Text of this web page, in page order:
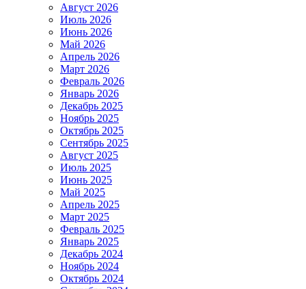
Август 2026
Июль 2026
Июнь 2026
Май 2026
Апрель 2026
Март 2026
Февраль 2026
Январь 2026
Декабрь 2025
Ноябрь 2025
Октябрь 2025
Сентябрь 2025
Август 2025
Июль 2025
Июнь 2025
Май 2025
Апрель 2025
Март 2025
Февраль 2025
Январь 2025
Декабрь 2024
Ноябрь 2024
Октябрь 2024